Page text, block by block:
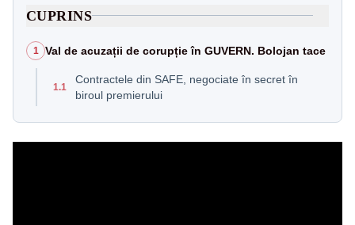
CUPRINS
1 Val de acuzații de corupție în GUVERN. Bolojan tace
1.1
Contractele din SAFE, negociate în secret în
biroul premierului